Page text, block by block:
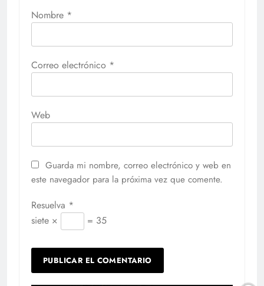
Nombre *
Correo electrónico *
Web
Guarda mi nombre, correo electrónico y web en
este navegador para la próxima vez que comente.
Resuelva *
siete ×
= 35